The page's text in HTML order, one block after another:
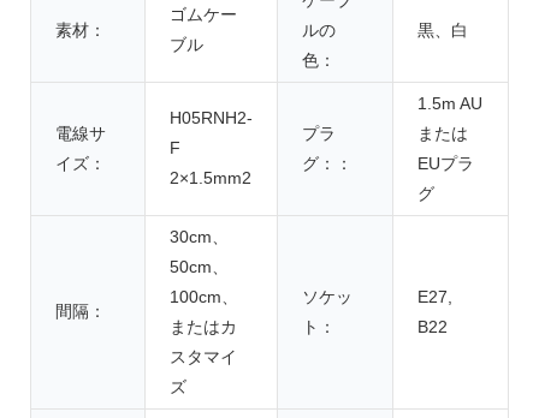
素材：
ゴムケー
ブル
ルの
色：
黒、白
電線サ
イズ：
H05RNH2-
F
2×1.5mm2
プラ
グ：：
1.5m AU
または
EUプラ
グ
間隔：
30cm、
50cm、
100cm、
またはカ
スタマイ
ズ
ソケッ
ト：
E27,
B22